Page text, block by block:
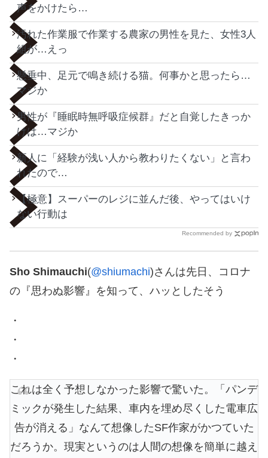
声をかけたら…
汚れた作業服で作業する農家の男性を見た、女性3人
組が…えっ
懸垂中、足元で鳴き続ける猫。何事かと思ったら…
マジか
男性が『睡眠時無呼吸症候群』だと自覚したきっか
けは…マジか
新人に「経験が浅い人から教わりたくない」と言わ
れたので…
【極意】スーパーのレジに並んだ後、やってはいけ
ない行動は
Recommended by
Sho Shimauchi(@shiumachi)さんは先日、コロナ
の『思わぬ影響』を知って、ハッとしたそう
・
・
・
これは全く予想しなかった影響で驚いた。「パンデ
ミックが発生した結果、車内を埋め尽くした電車広
告が消える」なんて想像したSF作家がかつていた
だろうか。現実というのは人間の想像を簡単に越え